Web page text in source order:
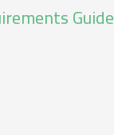
Guide